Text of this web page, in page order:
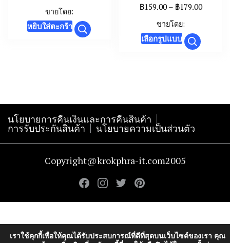
ขายโดย:
หยิบใส่ตะกร้า
฿159.00 – ฿179.00Price
ขายโดย:
เลือกรูปแบบ This
product
The
may
be
chosen
product
นโยบายการคืนเงินและการคืนสินค้า
การรับประกันสินค้า นโยบายความเป็นส่วนตัว
Copyright@krokphra-it.com2005
เราใช้คุกกี้เพื่อให้คุณได้รับประสบการณ์ที่ดีที่สุดบนเว็บไซต์ของเรา คุณ